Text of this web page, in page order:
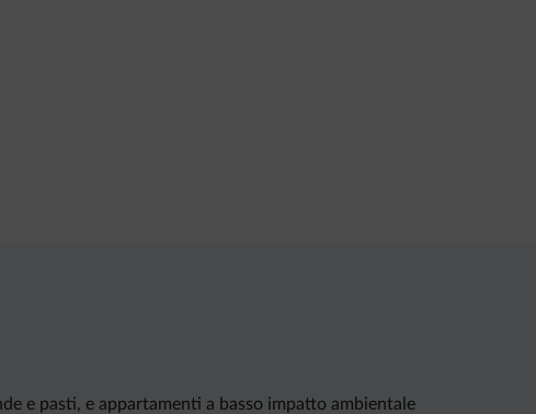
e pasti, e appartamenti a basso impatto ambientale